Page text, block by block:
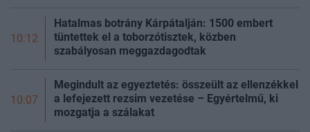
10:12
Hatalmas botrány Kárpátalján: 1500 embert
tüntettek el a toborzótisztek, közben
szabályosan meggazdagodtak
10:07
Megindult az egyeztetés: összeült az ellenzékkel
a lefejezett rezsim vezetése – Egyértelmű, ki
mozgatja a szálakat